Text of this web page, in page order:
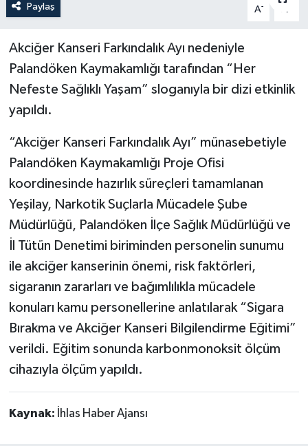
Paylaş A- A
Akciğer Kanseri Farkındalık Ayı nedeniyle
Palandöken Kaymakamlığı tarafından “Her
Nefeste Sağlıklı Yaşam” sloganıyla bir dizi etkinlik
yapıldı.
“Akciğer Kanseri Farkındalık Ayı” münasebetiyle
Palandöken Kaymakamlığı Proje Ofisi
koordinesinde hazırlık süreçleri tamamlanan
Yeşilay, Narkotik Suçlarla Mücadele Şube
Müdürlüğü, Palandöken İlçe Sağlık Müdürlüğü ve
İl Tütün Denetimi biriminden personelin sunumu
ile akciğer kanserinin önemi, risk faktörleri,
sigaranın zararları ve bağımlılıkla mücadele
konuları kamu personellerine anlatılarak “Sigara
Bırakma ve Akciğer Kanseri Bilgilendirme Eğitimi”
verildi. Eğitim sonunda karbonmonoksit ölçüm
cihazıyla ölçüm yapıldı.
Kaynak: İhlas Haber Ajansı
Politika
Sağlık
Spor
Teknoloji
Yaşam